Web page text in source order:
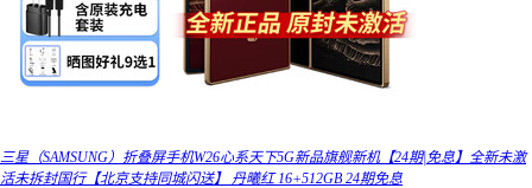
三星（SAMSUNG）折叠屏手机W26心系天下5G新品旗舰新机【24期|免息】全新未激
活未拆封国行【北京支持同城闪送】 丹曦红 16+512GB 24期免息